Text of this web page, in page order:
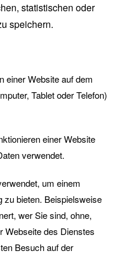
statistischen oder
speichern.
einer Website auf dem
Tablet oder Telefon)
einer Website
verwendet.
um einem
zu bieten. Beispielsweise
wer Sie sind, ohne,
Webseite des Dienstes
Besuch auf der